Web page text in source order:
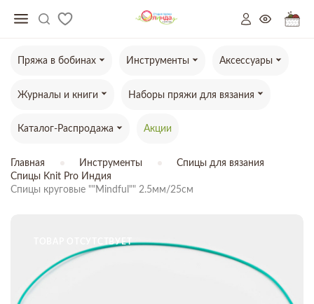
Пряжа в бобинах Инструменты Аксессуары
Журналы и книги Наборы пряжи для вязания
Каталог-Распродажа Акции
Главная Инструменты
Спицы для вязания
Спицы Knit Pro Индия
Спицы круговые ""Mindful"" 2.5мм/25см
ТОВАР ОТСУТСТВУЕТ